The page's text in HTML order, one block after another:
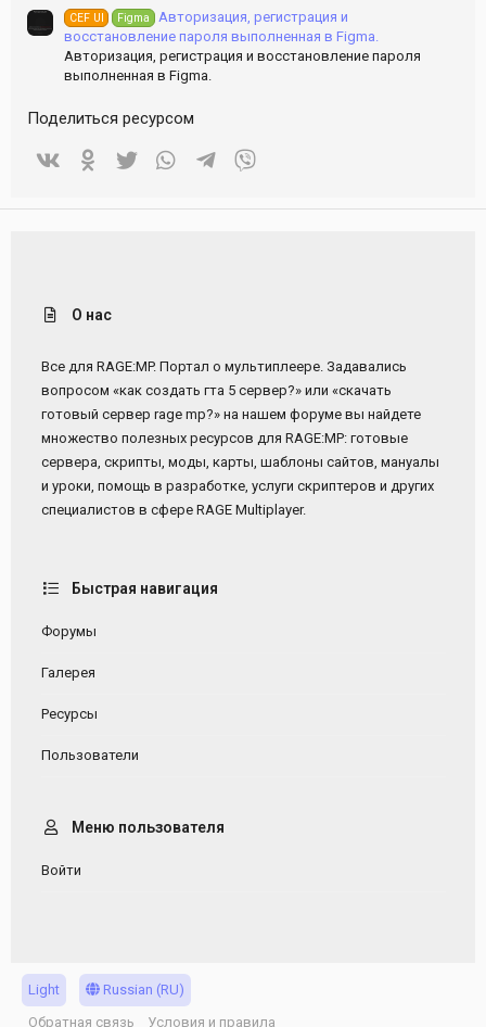
CEF UI Figma Авторизация, регистрация и
восстановление пароля выполненная в Figma.
Авторизация, регистрация и восстановление пароля
выполненная в Figma.
Поделиться ресурсом
VkontakteOdnoklassniki
Twitter WhatsAppTelegram
О нас
Все для RAGE:MP. Портал о мультиплеере. Задавались
вопросом «как создать гта 5 сервер?» или «скачать
готовый сервер rage mp?» на нашем форуме вы найдете
множество полезных ресурсов для RAGE:MP: готовые
сервера, скрипты, моды, карты, шаблоны сайтов, мануалы
и уроки, помощь в разработке, услуги скриптеров и других
специалистов в сфере RAGE Multiplayer.
Быстрая навигация
Форумы
Галерея
Ресурсы
Пользователи
Меню пользователя
Войти
Light
Russian (RU)
Обратная связь
Условия и правила